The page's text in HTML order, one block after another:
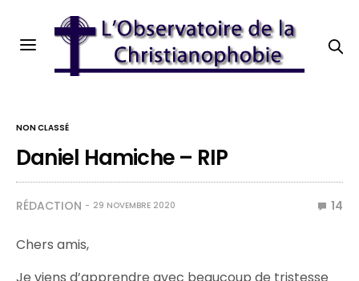
NON CLASSÉ
Daniel Hamiche – RIP
RÉDACTION 29 NOVEMBRE 2020 14
Chers amis,